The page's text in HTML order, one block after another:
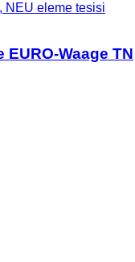
NEU eleme tesisi
Waage TN